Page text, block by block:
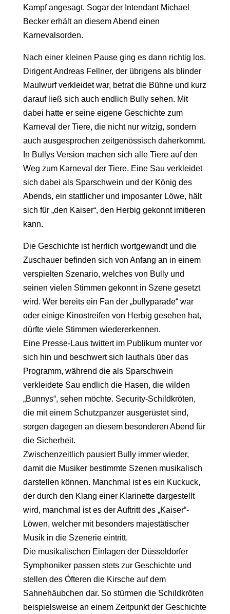
Kampf angesagt. Sogar der Intendant Michael
Becker erhält an diesem Abend einen
Karnevalsorden.
Nach einer kleinen Pause ging es dann richtig los.
Dirigent Andreas Fellner, der übrigens als blinder
Maulwurf verkleidet war, betrat die Bühne und kurz
darauf ließ sich auch endlich Bully sehen. Mit
dabei hatte er seine eigene Geschichte zum
Karneval der Tiere, die nicht nur witzig, sondern
auch ausgesprochen zeitgenössisch daherkommt.
In Bullys Version machen sich alle Tiere auf den
Weg zum Karneval der Tiere. Eine Sau verkleidet
sich dabei als Sparschwein und der König des
Abends, ein stattlicher und imposanter Löwe, hält
sich für „den Kaiser“, den Herbig gekonnt imitieren
kann.
Die Geschichte ist herrlich wortgewandt und die
Zuschauer befinden sich von Anfang an in einem
verspielten Szenario, welches von Bully und
seinen vielen Stimmen gekonnt in Szene gesetzt
wird. Wer bereits ein Fan der „bullyparade“ war
oder einige Kinostreifen von Herbig gesehen hat,
dürfte viele Stimmen wiedererkennen.
Eine Presse-Laus twittert im Publikum munter vor
sich hin und beschwert sich lauthals über das
Programm, während die als Sparschwein
verkleidete Sau endlich die Hasen, die wilden
„Bunnys“, sehen möchte. Security-Schildkröten,
die mit einem Schutzpanzer ausgerüstet sind,
sorgen dagegen an diesem besonderen Abend für
die Sicherheit.
Zwischenzeitlich pausiert Bully immer wieder,
damit die Musiker bestimmte Szenen musikalisch
darstellen können. Manchmal ist es ein Kuckuck,
der durch den Klang einer Klarinette dargestellt
wird, manchmal ist es der Auftritt des „Kaiser“-
Löwen, welcher mit besonders majestätischer
Musik in die Szenerie eintritt.
Die musikalischen Einlagen der Düsseldorfer
Symphoniker passen stets zur Geschichte und
stellen des Öfteren die Kirsche auf dem
Sahnehäubchen dar. So stürmen die Schildkröten
beispielsweise an einem Zeitpunkt der Geschichte